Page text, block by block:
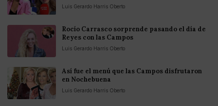
Luis Gerardo Harris Oberto
Rocío Carrasco sorprende pasando el día de
Reyes con las Campos
Luis Gerardo Harris Oberto
Así fue el menú que las Campos disfrutaron
en Nochebuena
Luis Gerardo Harris Oberto